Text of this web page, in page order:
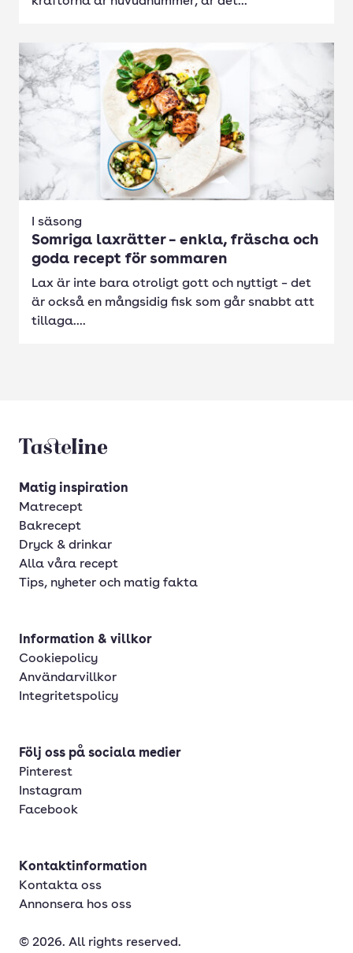
I säsong
Somriga laxrätter – enkla, fräscha och
goda recept för sommaren
Lax är inte bara otroligt gott och nyttigt – det
är också en mångsidig fisk som går snabbt att
tillaga....
Tasteline startsida
Matig inspiration
Matrecept
Bakrecept
Dryck & drinkar
Alla våra recept
Tips, nyheter och matig fakta
Information & villkor
Cookiepolicy
Användarvillkor
Integritetspolicy
Följ oss på sociala medier
Pinterest
Instagram
Facebook
Kontaktinformation
Kontakta oss
Annonsera hos oss
© 2026. All rights reserved.